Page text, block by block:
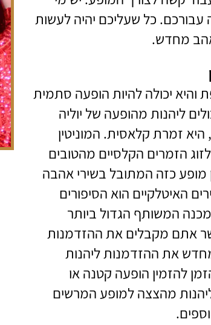
כל שעליכם יהיה לעשות
מחדש.
והיא יכולה להיות הופעה סתמית
ליהנות מהופעה של יוליה
היא זמרת קלאסית. המוניטין
הזמרים הקלסיים מהטובים
כזה המתובל בשירי אהבה
האיטלקיים הוא הסיפורים
המשותף הגדול ביותר
אתם מקבלים את ההזדמנות
את ההזדמנות ליהנות
להזמין הופעה קטנה או
מהצצה למופע המרשים